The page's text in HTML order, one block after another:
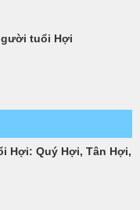
tuổi Hợi
Hợi: Quý Hợi, Tân Hợi,